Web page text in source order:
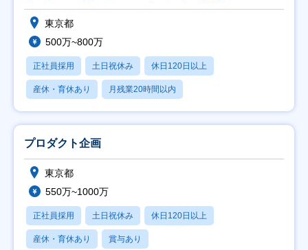
東京都
500万~800万
正社員採用 土日祝休み 休日120日以上
産休・育休あり 月残業20時間以内
プロダクト企画
東京都
550万~1000万
正社員採用 土日祝休み 休日120日以上
産休・育休あり 賞与あり